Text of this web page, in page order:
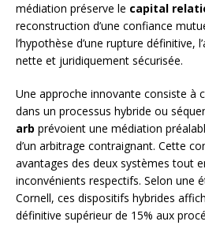
médiation préserve le capital
reconstruction d’une confiance
l’hypothèse d’une rupture définitive,
nette et juridiquement sécurisée.
Une approche innovante consiste à
dans un processus hybride ou
arb prévoient une médiation
d’un arbitrage contraignant. Cette
avantages des deux systèmes tout
inconvénients respectifs. Selon une
Cornell, ces dispositifs hybrides
définitive supérieur de 15% aux